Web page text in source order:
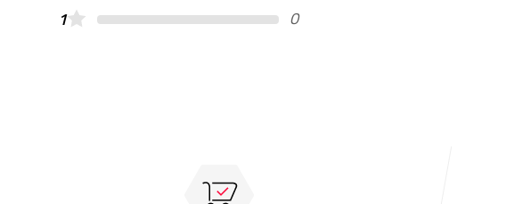
1
0